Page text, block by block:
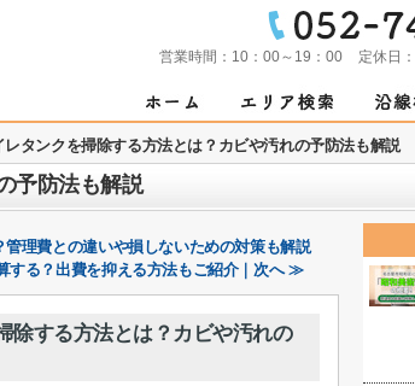
営業時間： 10：00～19：00 定休日：
タンクを掃除する方法とは？カビや汚れの予防法も解説
予防法も解説
理費との違いや損しないための対策も解説
する？出費を抑える方法もご紹介｜次へ ≫
除する方法とは？カビや汚れの